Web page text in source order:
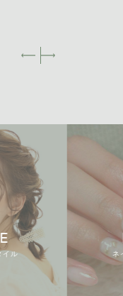
NAIL
ネイルスタイル